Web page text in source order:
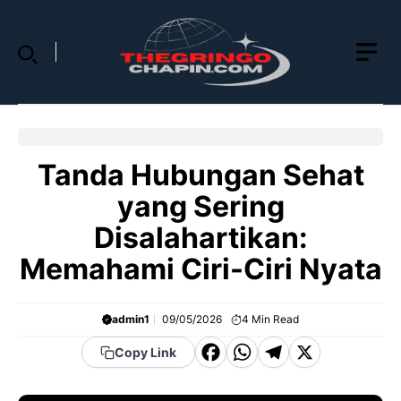
content
Tanda Hubungan Sehat
yang Sering
Disalahartikan:
Memahami Ciri-Ciri Nyata
admin1 09/05/2026 4 Min Read
Copy Link
F WT X